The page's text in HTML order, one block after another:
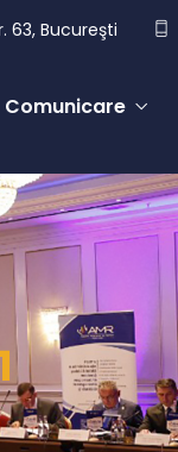
63, Bucureşti
Comunicare